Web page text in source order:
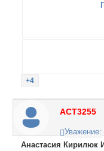
+4
ACT3255
Уважение:
Анастасия Кирилюк